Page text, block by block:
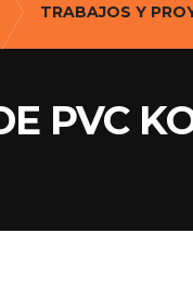
TRABAJOS Y
PVC